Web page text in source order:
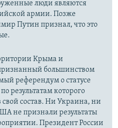
люди являются
армии. Позже
Путин признал, что это
Крыма и
большинством
референдум о статусе
результатам которого
состав. Ни Украина, ни
не признали результаты
Президент России